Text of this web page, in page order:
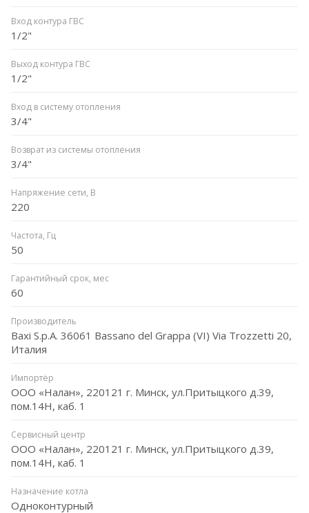
Вход контура ГВС
1/2"
Выход контура ГВС
1/2"
Вход в систему отопления
3/4"
Возврат из системы отопления
3/4"
Напряжение сети, В
220
Частота, Гц
50
Гарантийный срок, мес
60
Производитель
Baxi S.p.A. 36061 Bassano del Grappa (VI) Via Trozzetti 20,
Италия
Импортёр
ООО «Налан», 220121 г. Минск, ул.Притыцкого д.39,
пом.14Н, каб. 1
Сервисный центр
ООО «Налан», 220121 г. Минск, ул.Притыцкого д.39,
пом.14Н, каб. 1
Назначение котла
Одноконтурный